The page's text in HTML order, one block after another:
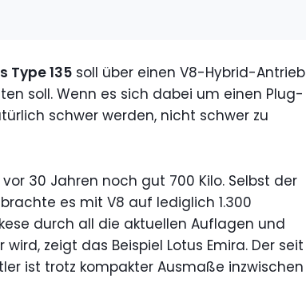
Type 135 soll über einen V8-Hybrid-Antrieb
soll. Wenn es sich dabei um einen Plug-
schwer werden, nicht schwer zu
vor 30 Jahren noch gut 700 Kilo. Selbst der
es mit V8 auf lediglich 1.300
durch all die aktuellen Auflagen und
zeigt das Beispiel Lotus Emira. Der seit
ist trotz kompakter Ausmaße inzwischen